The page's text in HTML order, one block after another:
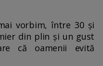
vorbim, între 30 și
din plin și un gust
că oamenii evită